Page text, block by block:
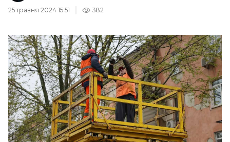
25 травня 2024 15:51
382